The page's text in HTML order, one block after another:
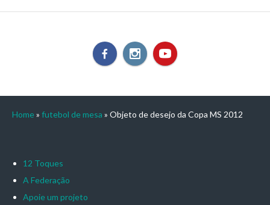
Home » futebol de mesa » Objeto de desejo da Copa MS 2012
12 Toques
A Federação
Apoie um projeto